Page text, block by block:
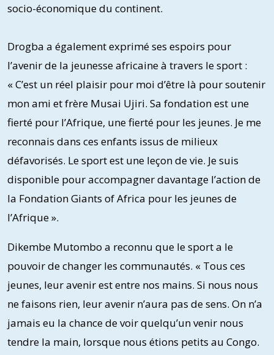
socio-économique du continent.
Drogba a également exprimé ses espoirs pour
l’avenir de la jeunesse africaine à travers le sport :
« C’est un réel plaisir pour moi d’être là pour soutenir
mon ami et frère Musai Ujiri. Sa fondation est une
fierté pour l’Afrique, une fierté pour les jeunes. Je me
reconnais dans ces enfants issus de milieux
défavorisés. Le sport est une leçon de vie. Je suis
disponible pour accompagner davantage l’action de
la Fondation Giants of Africa pour les jeunes de
l’Afrique ».
Dikembe Mutombo a reconnu que le sport a le
pouvoir de changer les communautés. « Tous ces
jeunes, leur avenir est entre nos mains. Si nous nous
ne faisons rien, leur avenir n’aura pas de sens. On n’a
jamais eu la chance de voir quelqu’un venir nous
tendre la main, lorsque nous étions petits au Congo.